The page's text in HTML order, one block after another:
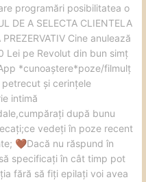
programări posibilitatea o
DE A SELECTA CLIENTELA
Cine anulează
Lei pe Revolut din bun simț
*cunoaștere*poze/filmulț
și cerințele
intimă
după bunu
vedeți în poze recent
🤎Dacă nu răspund în
specificați în cât timp pot
fără să fiți epilați voi avea